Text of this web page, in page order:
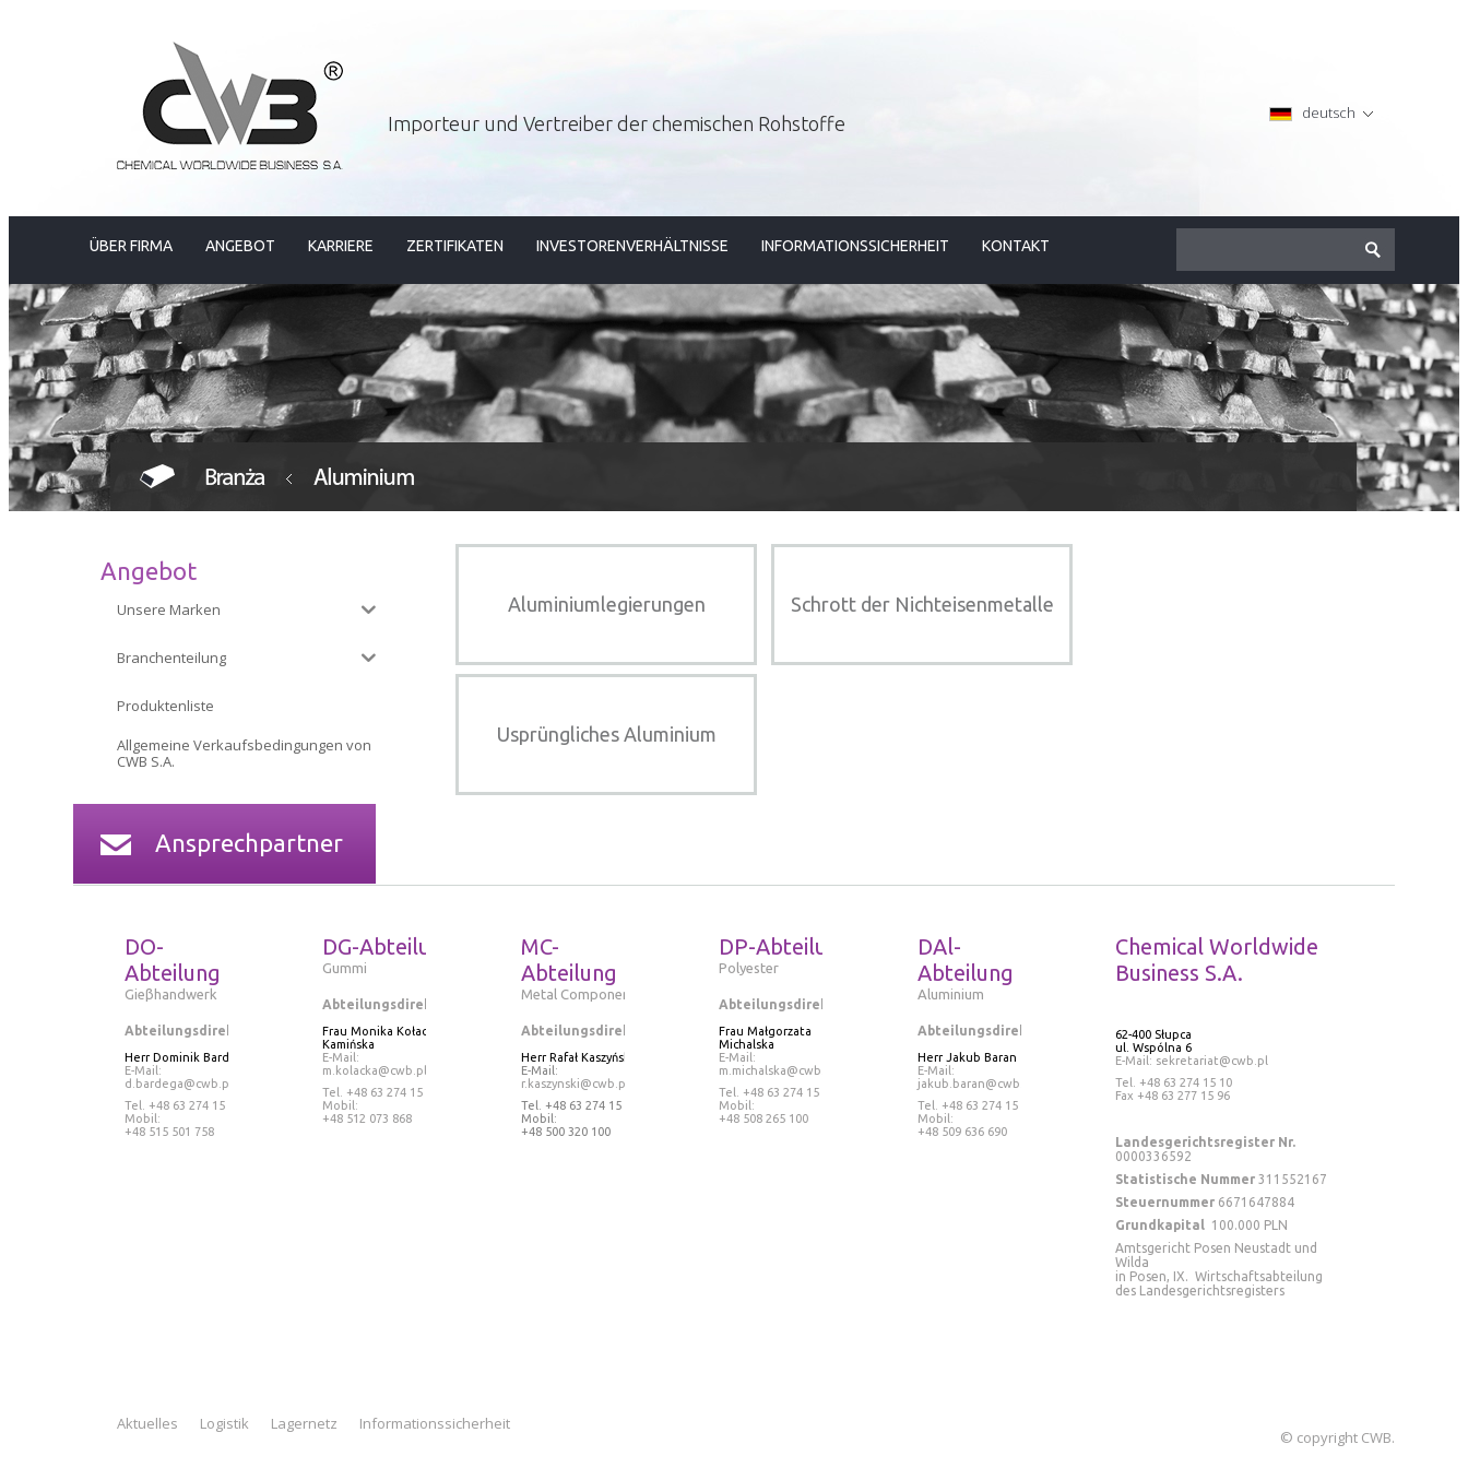
Importeur und Vertreiber der chemischen Rohstoffe deutsch
ÜBER FIRMA ANGEBOT KARRIERE ZERTIFIKATEN INVESTORENVERHÄLTNISSE INFORMATIONSSICHERHEIT KONTAKT
Angebot
Unsere Marken
Branchenteilung
Produktenliste
Allgemeine Verkaufsbedingungen von
CWB S.A.
Aluminiumlegierungen Schrott der Nichteisenmetalle
Usprüngliches Aluminium
Ansprechpartner
DO-
Abteilung
Gieβhandwerk
Abteilungsdirektor
Herr Dominik Bardega
E-Mail:
d.bardega@cwb.pl
Tel. +48 63 274 15 21
Mobil:
+48 515 501 758
DG-Abteilung
Gummi
Abteilungsdirektorin
Frau Monika Kołacka-
Kamińska
E-Mail:
m.kolacka@cwb.pl
Tel . +48 63 274 15 19
Mobil:
+48 512 073 868
MC-
Abteilung
Metal Components
Abteilungsdirektor
Herr Rafał Kaszyński
E-Mail:
r.kaszynski@cwb.pl
Tel . +48 63 274 15 17
Mobil:
+48 500 320 100
DP-Abteilung
Polyester
Abteilungsdirektorin
Frau Małgorzata
Michalska
E-Mail:
m.michalska@cwb.pl
Tel . +48 63 274 15 25
Mobil:
+48 508 265 100
DAl-
Abteilung
Aluminium
Abteilungsdirektor
Herr Jakub Baran
E-Mail:
jakub.baran@cwb.pl
Tel . +48 63 274 15 13
Mobil:
+48 509 636 690
Chemical Worldwide
Business S.A.
62-400 Słupca
ul. Wspólna 6
E-Mail: sekretariat@cwb.pl
Tel . +48 63 274 15 10
Fax +48 63 277 15 96
Landesgerichtsregister Nr.
0000336592
Statistische Nummer 311552167
Steuernummer 6671647884
Grundkapital 100.000 PLN
Amtsgericht Posen Neustadt und
Wilda
in Posen, IX. Wirtschaftsabteilung
des Landesgerichtsregisters
Aktuelles Logistik Lagernetz Informationssicherheit
© copyright CWB.